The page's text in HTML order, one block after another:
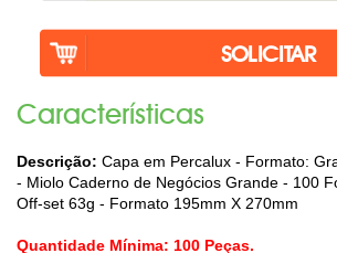
LINHA MASCULINA
MISTURADOR DE DRINK
MOCHILA TIPO SACOLA
MOUSE PAD PERSONALIZADO
PORTA CRACHÁ RETRÁTIL
Caracterí­sticas
Descrição: Capa em Percalux - Formato:
- Miolo Caderno de Negócios Grande - 100
Off-set 63g - Formato 195mm X 270mm
Quantidade Mínima: 100 Peças.